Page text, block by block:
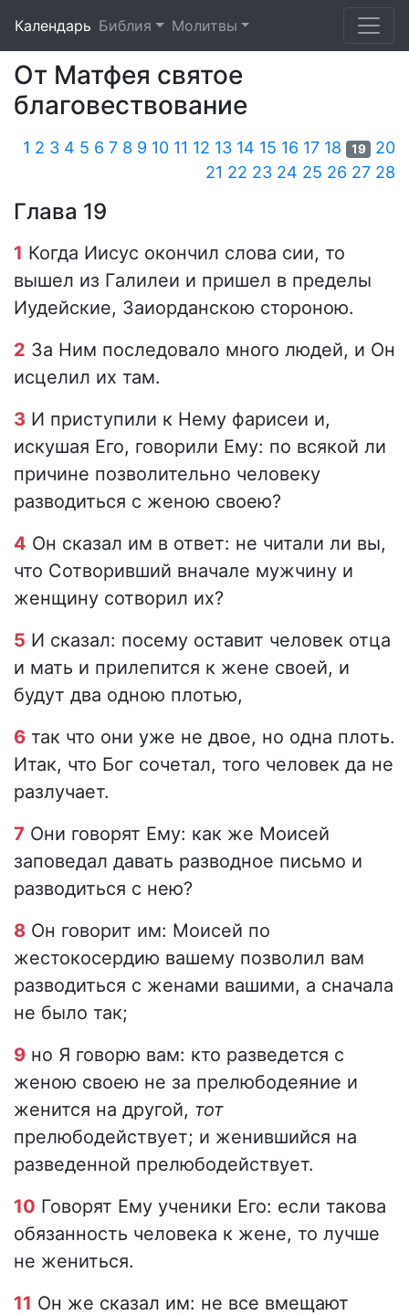
Календарь Библия Молитвы
От Матфея святое
благовествование
1 2 3 4 5 6 7 8 9 10 11 12 13 14 15 16 17 18 19
20
21 22 23 24 25 26 27 28
Глава 19
1 Когда Иисус окончил слова сии, то
вышел из Галилеи и пришел в пределы
Иудейские, Заиорданскою стороною.
2 За Ним последовало много людей, и Он
исцелил их там.
3 И приступили к Нему фарисеи и,
искушая Его, говорили Ему: по всякой ли
причине позволительно человеку
разводиться с женою своею?
4 Он сказал им в ответ: не читали ли вы,
что Сотворивший вначале мужчину и
женщину сотворил их?
5 И сказал: посему оставит человек отца
и мать и прилепится к жене своей, и
будут два одною плотью,
6 так что они уже не двое, но одна плоть.
Итак, что Бог сочетал, того человек да не
разлучает.
7 Они говорят Ему: как же Моисей
заповедал давать разводное письмо и
разводиться с нею?
8 Он говорит им: Моисей по
жестокосердию вашему позволил вам
разводиться с женами вашими, а сначала
не было так;
9 но Я говорю вам: кто разведется с
женою своею не за прелюбодеяние и
женится на другой, тот
прелюбодействует; и женившийся на
разведенной прелюбодействует.
10 Говорят Ему ученики Его: если такова
обязанность человека к жене, то лучше
не жениться.
11 Он же сказал им: не все вмещают